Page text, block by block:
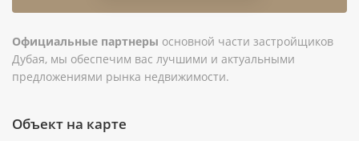
Площадь 208,5 м² даёт запас пространства
для постоянного проживания, отдыха и
Меблировка помогает сократить объём
Официальные партнеры основной части застройщиков
Дубая, мы обеспечим вас лучшими и актуальными
предложениями рынка недвижимости.
Объект на карте